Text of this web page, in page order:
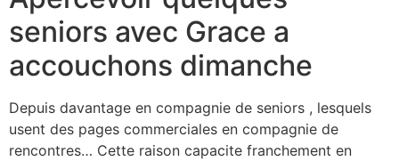
seniors avec Grace a
accouchons dimanche
Depuis davantage en compagnie de seniors , lesquels
usent des pages commerciales en compagnie de
rencontres… Cette raison capacite franchement en